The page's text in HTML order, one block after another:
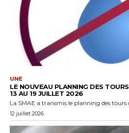
UNE
LE NOUVEAU PLANNING DES
13 AU 19 JUILLET 2026
La SMAE a transmis le planning des tours
12 juillet 2026